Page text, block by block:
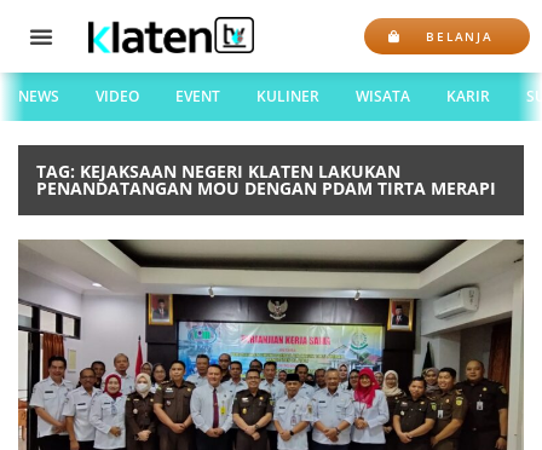
BELANJA
NEWS VIDEO EVENT KULINER WISATA KARIR
TAG: KEJAKSAAN NEGERI KLATEN LAKUKAN
PENANDATANGAN MOU DENGAN PDAM TIRTA MERAPI